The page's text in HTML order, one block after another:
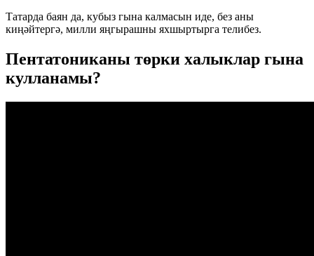
Татарда баян да, кубыз гына калмасын иде, без аны
киңәйтергә, милли яңгырашны яхшыртырга телибез.
Пентатониканы төрки халыклар гына
кулланамы?